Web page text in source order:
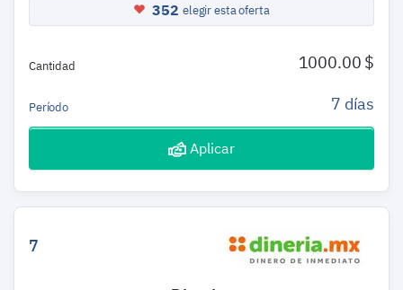
352 elegir esta oferta
Cantidad 1000.00 $
Período 7 días
Aplicar
7